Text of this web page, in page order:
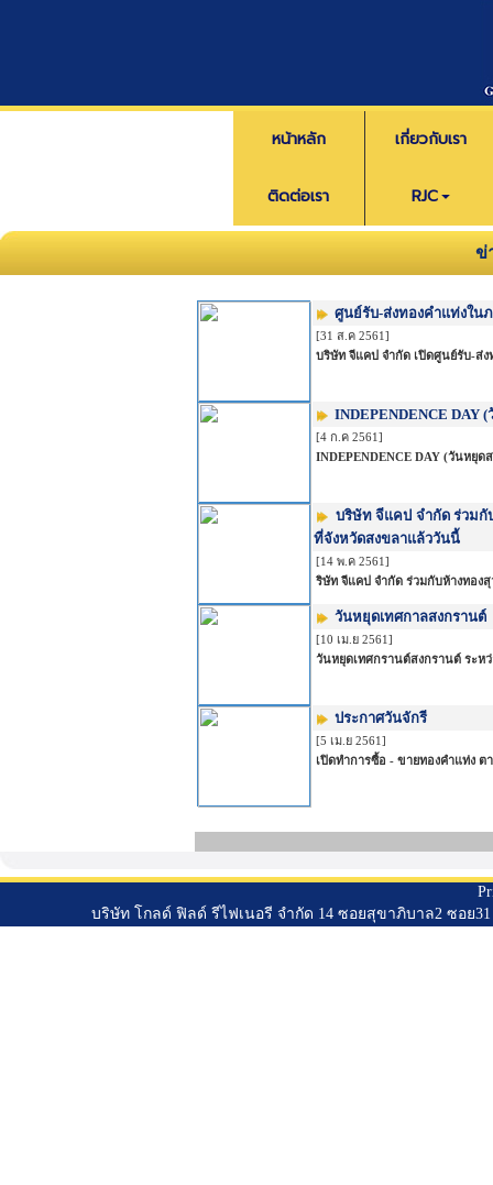
หน้าหลัก เกี่ยวกับเรา
ติดต่อเรา RJC
ข่
ศูนย์รับ-ส่งทองคำแท่งใน
[31 ส.ค 2561]
บริษัท จีแคป จำกัด เปิดศูนย์รับ-ส่
INDEPENDENCE DAY
[4 ก.ค 2561]
INDEPENDENCE DAY (วันหยุดส
บริษัท จีแคป จำกัด ร่วมกั
ที่จังหวัดสงขลาแล้ววันนี้
[14 พ.ค 2561]
ริษัท จีแคป จำกัด ร่วมกับห้างทอง
วันหยุดเทศกาลสงกรานต์
[10 เม.ย 2561]
วันหยุดเทศกรานต์สงกรานต์ ระห
ประกาศวันจักรี
[5 เม.ย 2561]
เปิดทำการซื้อ - ขายทองคำแท่ง
บริษัท โกลด์ ฟิลด์ รีไฟเนอรี จำกัด 14 ซอยสุขาภิบาล2 ซอย31